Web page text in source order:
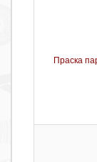
Праска